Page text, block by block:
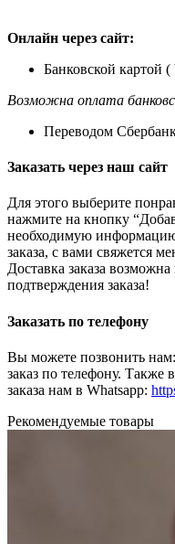
Онлайн через сайт:
Банковской
Возможна оплата
Переводом
Заказать через наш сайт
Для этого выберите
нажмите на кнопку
необходимую
заказа, с вами свяжется
Доставка заказа
подтверждения заказа!
Заказать по телефону
Вы можете позвонить нам:
заказ по телефону. Также
заказа нам в Whatsapp:
Рекомендуемые товары